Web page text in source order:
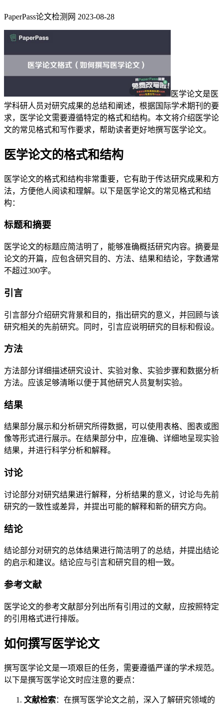
PaperPass论文检测网 2023-08-28
医学论文是医
学科研人员对研究成果的总结和阐述，根据国际学术期刊的要
求，医学论文需要遵循特定的格式和结构。本文将介绍医学论
文的常见格式和写作要求，帮助读者更好地撰写医学论文。
医学论文的格式和结构
医学论文的格式和结构非常重要，它有助于传达研究成果和方
法，方便他人阅读和理解。以下是医学论文的常见格式和结
构：
标题和摘要
医学论文的标题应简洁明了，能够准确概括研究内容。摘要是
论文的开篇，应包含研究目的、方法、结果和结论，字数通常
不超过300字。
引言
引言部分介绍研究背景和目的，指出研究的意义，并回顾与该
研究相关的先前研究。同时，引言应说明研究的目标和假设。
方法
方法部分详细描述研究设计、实验对象、实验步骤和数据分析
方法。应该足够清晰以便于其他研究人员复制实验。
结果
结果部分展示和分析研究所得数据，可以使用表格、图表或图
像等形式进行展示。在结果部分中，应准确、详细地呈现实验
结果，并进行科学分析和解释。
讨论
讨论部分对研究结果进行解释，分析结果的意义，讨论与先前
研究的一致性或差异，并提出可能的解释和新的研究方向。
结论
结论部分对研究的总体结果进行简洁明了的总结，并提出结论
的启示和建议。结论应与引言和研究目的相一致。
参考文献
医学论文的参考文献部分列出所有引用过的文献，应按照特定
的引用格式进行排版。
如何撰写医学论文
撰写医学论文是一项艰巨的任务，需要遵循严谨的学术规范。
以下是撰写医学论文时应注意的要点：
文献检索：在撰写医学论文之前，深入了解研究领域的